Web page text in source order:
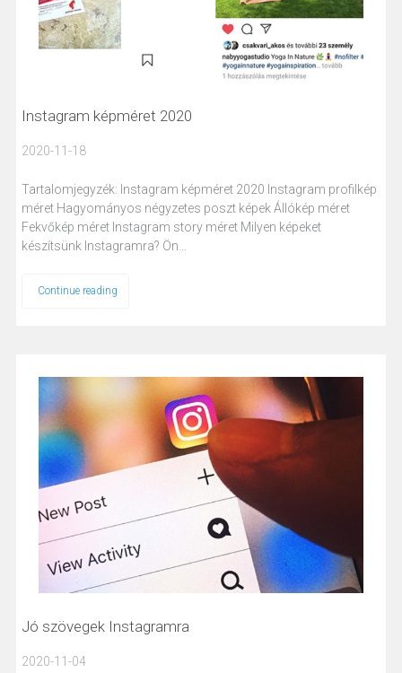
Instagram képméret 2020
2020-11-18
Tartalomjegyzék: Instagram képméret 2020 Instagram profilkép
méret Hagyományos négyzetes poszt képek Állókép méret
Fekvőkép méret Instagram story méret Milyen képeket
készítsünk Instagramra? Ön…
Continue reading
Jó szövegek Instagramra
2020-11-04